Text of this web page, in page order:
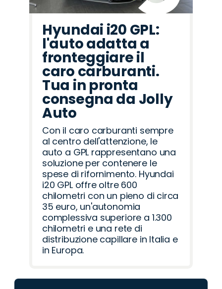
Hyundai i20 GPL:
l'auto adatta a
fronteggiare il
caro carburanti.
Tua in pronta
consegna da Jolly
Auto
Con il caro carburanti sempre
al centro dell'attenzione, le
auto a GPL rappresentano una
soluzione per contenere le
spese di rifornimento. Hyundai
i20 GPL offre oltre 600
chilometri con un pieno di circa
35 euro, un'autonomia
complessiva superiore a 1.300
chilometri e una rete di
distribuzione capillare in Italia e
in Europa.